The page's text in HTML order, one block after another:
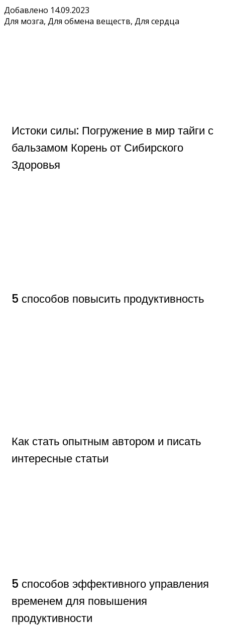
Добавлено 14.09.2023
Для мозга, Для обмена веществ, Для сердца
Истоки силы: Погружение в мир тайги с
бальзамом Корень от Сибирского
Здоровья
5 способов повысить продуктивность
Как стать опытным автором и писать
интересные статьи
5 способов эффективного управления
временем для повышения
продуктивности